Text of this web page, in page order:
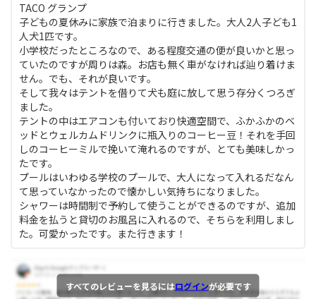
TACO グランプ
子どもの夏休みに家族で泊まりに行きました。大人2人子ども1
人犬1匹です。
小学校だったところなので、ある程度交通の便が良いかと思っ
ていたのですが周りは森。お店も無く車がなければ辿り着けま
せん。でも、それが良いです。
そして我々はテントを借りて犬も庭に放して思う存分くつろぎ
ました。
テントの中はエアコンも付いており快適空間で、ふかふかのベ
ッドとウェルカムドリンクに瓶入りのコーヒー豆！それを手回
しのコーヒーミルで挽いて淹れるのですが、とても美味しかっ
たです。
プールはいわゆる学校のプールで、大人になって入れるだなん
て思っていなかったので懐かしい気持ちになりました。
シャワーは時間制で予約して使うことができるのですが、追加
料金を払うと貸切のお風呂に入れるので、そちらを利用しまし
た。可愛かったです。また行きます！
すべてのレビューを見るにはログインが必要です